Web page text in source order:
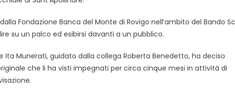
Fondazione Banca del Monte di Rovigo nell’ambito del Bando
su un palco ed esibirsi davanti a un pubblico.
Munerati, guidato dalla collega Roberta Benedetto, ha deciso
che li ha visti impegnati per circa cinque mesi in attività di